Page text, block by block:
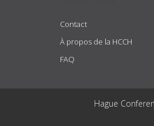
Contact
À propos de la HCCH
FAQ
Hague